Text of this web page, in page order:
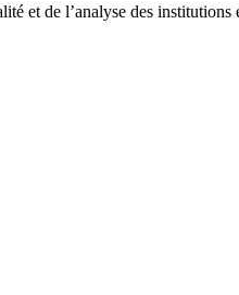
et de l’analyse des